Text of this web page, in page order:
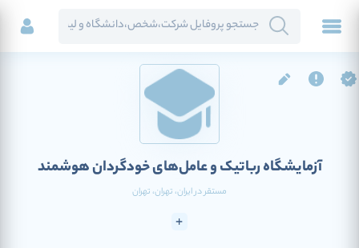
آزمایشگاه رباتیک و عامل‌های خودگردان هوشمند
مستقر درایران، تهران، تهران